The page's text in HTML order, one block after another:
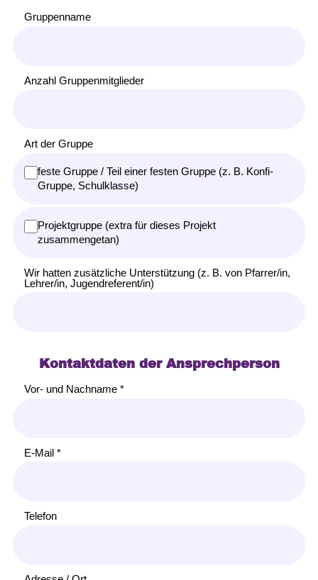
Gruppenname
Anzahl Gruppenmitglieder
Art der Gruppe
feste Gruppe / Teil einer festen Gruppe (z. B. Konfi-
Gruppe, Schulklasse)
Projektgruppe (extra für dieses Projekt
zusammengetan)
Wir hatten zusätzliche Unterstützung (z. B. von Pfarrer/in,
Lehrer/in, Jugendreferent/in)
Kontaktdaten der Ansprechperson
Vor- und Nachname *
E-Mail *
Telefon